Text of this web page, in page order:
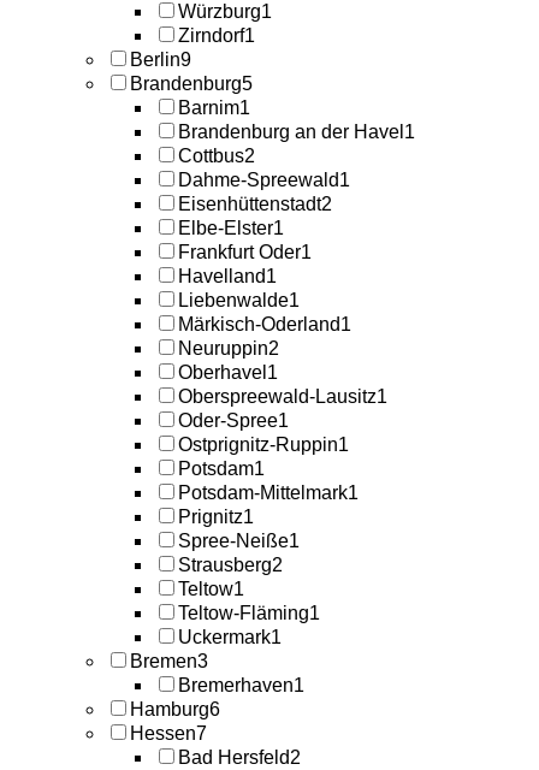
Würzburg1
Zirndorf1
Berlin9
Brandenburg5
Barnim1
Brandenburg an der Havel 1
Cottbus2
Dahme-Spreewald1
Eisenhüttenstadt2
Elbe-Elster1
Frankfurt Oder1
Havelland1
Liebenwalde1
Märkisch-Oderland1
Neuruppin2
Oberhavel 1
Oberspreewald-Lausitz1
Oder-Spree1
Ostprignitz-Ruppin1
Potsdam1
Potsdam-Mittelmark1
Prignitz1
Spree-Neiße1
Strausberg2
Teltow1
Teltow-Fläming1
Uckermark1
Bremen3
Bremerhaven1
Hamburg6
Hessen7
Bad Hersfeld2